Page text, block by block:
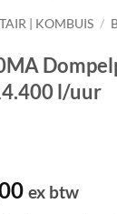
| KOMBUIS /
l/uur
Huidige
ex btw